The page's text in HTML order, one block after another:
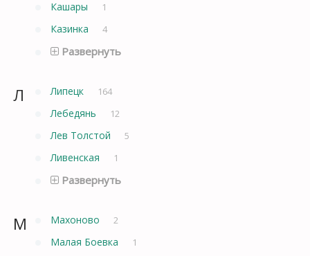
Кашары 1
Казинка 4
Развернуть
Л Липецк 164
Лебедянь 12
Лев Толстой 5
Ливенская 1
Развернуть
М Махоново 2
Малая Боевка 1